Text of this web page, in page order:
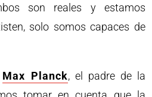
son reales y estamos
solo somos capaces de
Max Planck, el padre de la